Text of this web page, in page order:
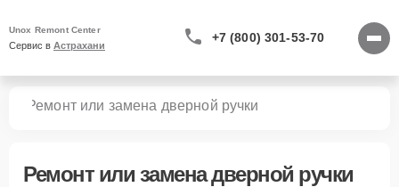
Unox Remont Center
Сервис в Астрахани
+7 (800) 301-53-70
Ремонт или замена дверной ручки
Ремонт или замена дверной ручки